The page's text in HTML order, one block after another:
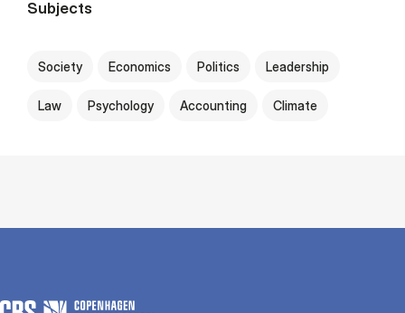
Subjects
Society Economics Politics Leadership
Law Psychology Accounting Climate